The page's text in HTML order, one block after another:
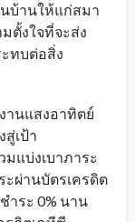
บ้านให้แก่สมา
ตั้งใจที่จะส่ง
ทบต่อสิ่ง
านแสงอาทิตย์
เป้า
แบ่งเบาภาระ
ะผ่านบัตรเครดิต
ำระ 0% นาน